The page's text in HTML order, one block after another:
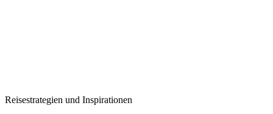
Reisestrategien und Inspirationen